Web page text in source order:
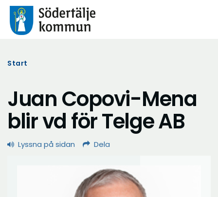
Start
Juan Copovi-Mena
blir vd för Telge AB
Lyssna på sidan Dela